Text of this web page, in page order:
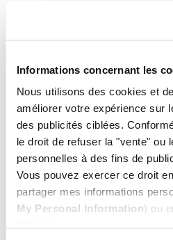
Informations concernant les
Nous utilisons des cookies et
améliorer votre expérience sur
des publicités ciblées.
le droit de refuser la "vente" ou
personnelles à des fins de
Vous pouvez exercer ce droit
partager mes informations
My Personal Information) ou
Batha
Riyadh
Arabie Saoudite
00966 1 4032968
Riyadh@al-ghazalisa.com
See details Go to the 'AL-
AL-GHAZALI
Olaya
Riyadh
Arabie Saoudite